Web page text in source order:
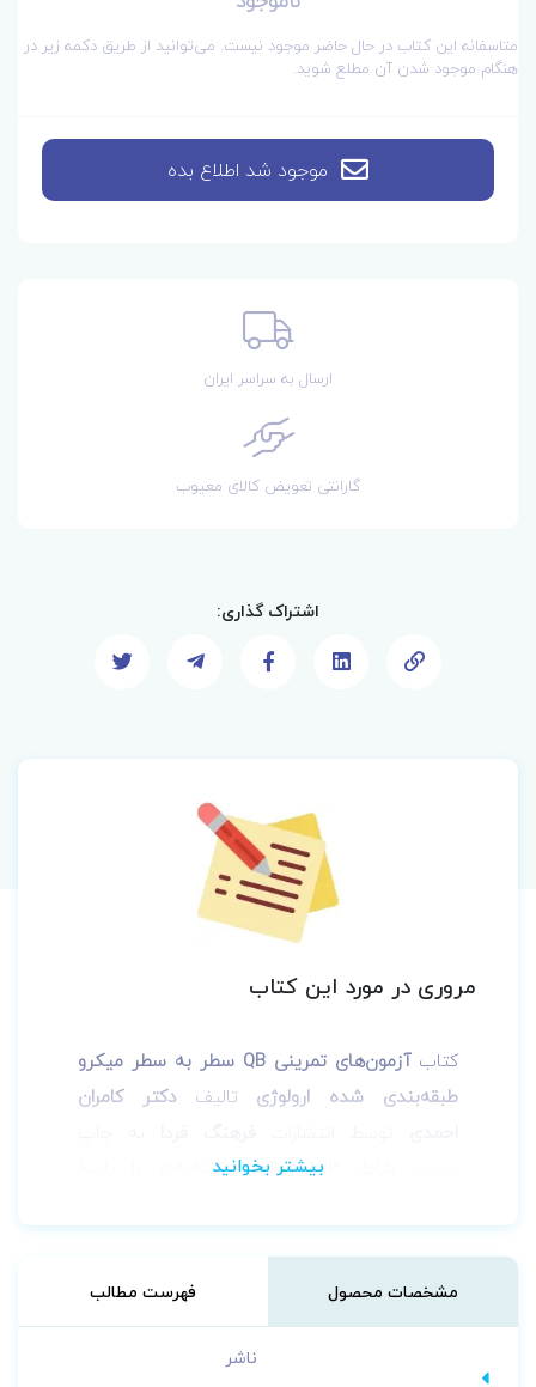
متاسفانه این کتاب در حال حاضر موجود نیست. می‌توانید از طریق دکمه زیر در
هنگام موجود شدن آن مطلع شوید.
موجود شد اطلاع بده
ارسال به سراسر ایران
گارانتی تعویض کالای معیوب
اشتراک گذاری:
مروری در مورد این کتاب
کتاب
آزمون‌های تمرینی QB سطر به سطر میکرو
طبقه‌بندی شده ارولوژی تالیفدکتر کامران
623سئوال شناسنامه‌دار با پاسخ
مشخصات محصول فهرست مطالب
ناشر